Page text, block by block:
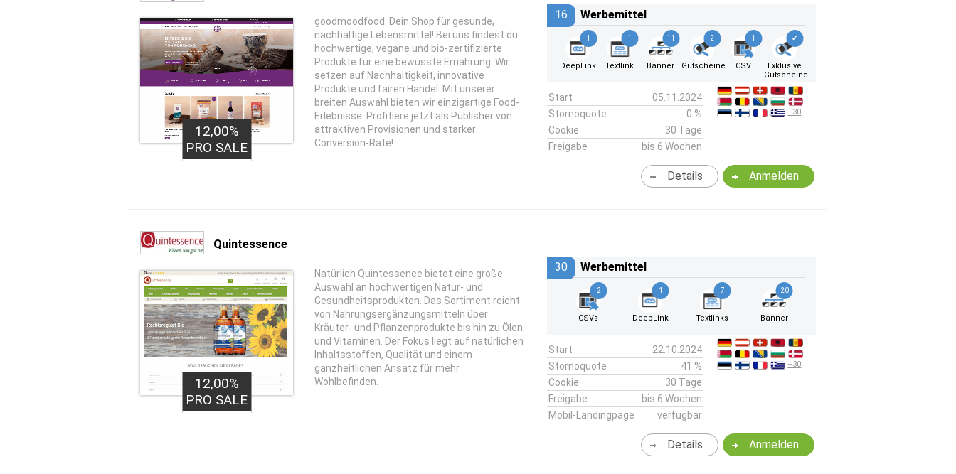
12,00%
PRO SALE
goodmoodfood. Dein Shop für gesunde,
nachhaltige Lebensmittel! Bei uns findest du
hochwertige, vegane und bio-zertifizierte
Produkte für eine bewusste Ernährung. Wir
setzen auf Nachhaltigkeit, innovative
Produkte und fairen Handel. Mit unserer
breiten Auswahl bieten wir einzigartige Food-
Erlebnisse. Profitiere jetzt als Publisher von
attraktiven Provisionen und starker
Conversion-Rate!
16 Werbemittel
1
DeepLink
1
Textlink
11
Banner
2
Gutscheine
1
CSV
✔
Exklusive
Gutscheine
Start
05.11.2024
Stornoquote
0 %
Cookie
30 Tage
Freigabe
bis 6 Wochen
+30
Anmelden
Details
Quintessence
12,00%
PRO SALE
Natürlich Quintessence bietet eine große
Auswahl an hochwertigen Natur- und
Gesundheitsprodukten. Das Sortiment reicht
von Nahrungsergänzungsmitteln über
Kräuter- und Pflanzenprodukte bis hin zu Ölen
und Vitaminen. Der Fokus liegt auf natürlichen
Inhaltsstoffen, Qualität und einem
ganzheitlichen Ansatz für mehr
Wohlbefinden.
30 Werbemittel
2
CSVs
1
DeepLink
7
Textlinks
20
Banner
Start
22.10.2024
Stornoquote
41 %
Cookie
30 Tage
Freigabe
bis 6 Wochen
Mobil-Landingpage
verfügbar
+30
Anmelden
Details